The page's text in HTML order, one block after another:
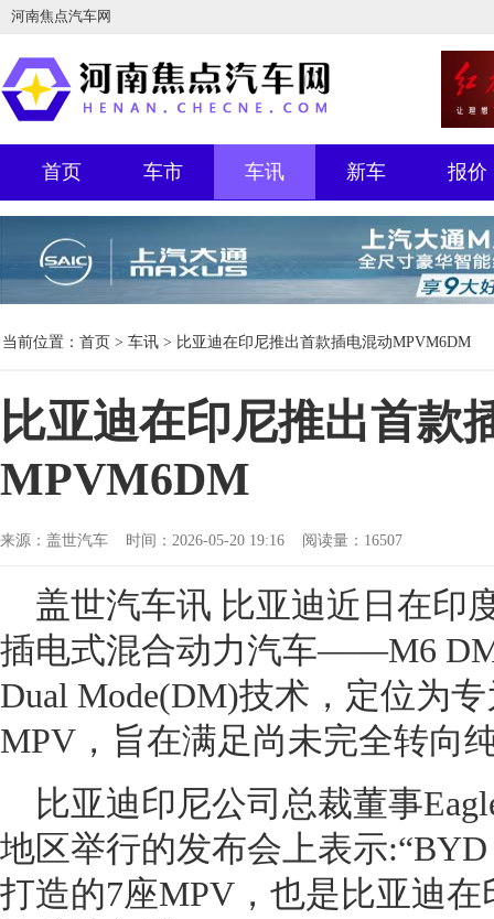
河南焦点汽车网
首页 车市 车讯 新车 报价
当前位置： 首页 > 车讯 > 比亚迪在印尼推出首款插电混动MPVM6DM
比亚迪在印尼推出首款
MPVM6DM
来源：盖世汽车 时间：2026-05-20 19:16 阅读量：16507
盖世汽车讯 比亚迪近日在印
插电式混合动力汽车——M6
Dual Mode(DM)技术，定位为
MPV，旨在满足尚未完全转向
比亚迪印尼公司总裁董事
地区举行的发布会上表示
打造的7座MPV，也是比亚迪